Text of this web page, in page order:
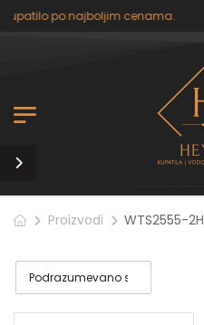
po najboljim cenama.
Proizvodi WTS2555-2H